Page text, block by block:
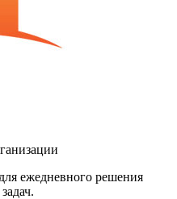
ежедневного решения